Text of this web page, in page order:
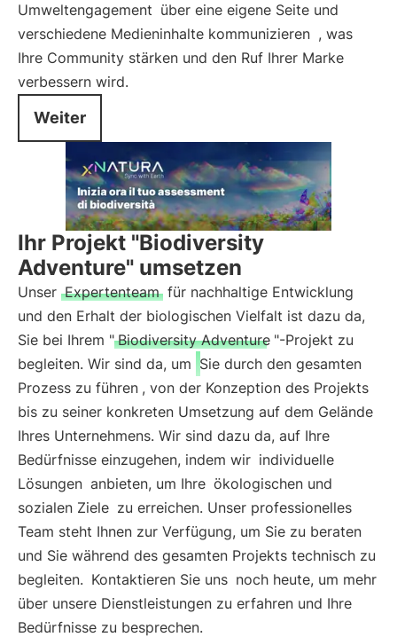
Umweltengagement über eine eigene Seite und
verschiedene Medieninhalte kommunizieren , was
Ihre Community stärken und den Ruf Ihrer Marke
verbessern wird.
Weiter
Ihr Projekt "Biodiversity
Adventure" umsetzen
Unser Expertenteam für nachhaltige Entwicklung
und den Erhalt der biologischen Vielfalt ist dazu da,
Sie bei Ihrem " Biodiversity Adventure "-Projekt zu
begleiten. Wir sind da, um Sie durch den gesamten
Prozess zu führen , von der Konzeption des Projekts
bis zu seiner konkreten Umsetzung auf dem Gelände
Ihres Unternehmens. Wir sind dazu da, auf Ihre
Bedürfnisse einzugehen, indem wir individuelle
Lösungen anbieten, um Ihre ökologischen und
sozialen Ziele zu erreichen. Unser professionelles
Team steht Ihnen zur Verfügung, um Sie zu beraten
und Sie während des gesamten Projekts technisch zu
begleiten. Kontaktieren Sie uns noch heute, um mehr
über unsere Dienstleistungen zu erfahren und Ihre
Bedürfnisse zu besprechen.